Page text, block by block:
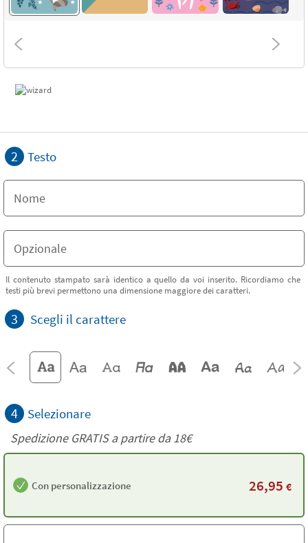
2 Testo
Il contenuto stampato sarà identico a quello da voi inserito. Ricordiamo che
testi più brevi permettono una dimensione maggiore dei caratteri.
3 Scegli il carattere
4 Selezionare
Spedizione GRATIS a partire da18€
Con personalizzazione 26,95 €